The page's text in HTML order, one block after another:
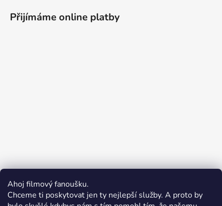
Ahoj filmový fanoušku.
Chceme ti poskytovat jen ty nejlepší služby. A proto by
Přijímáme online platby